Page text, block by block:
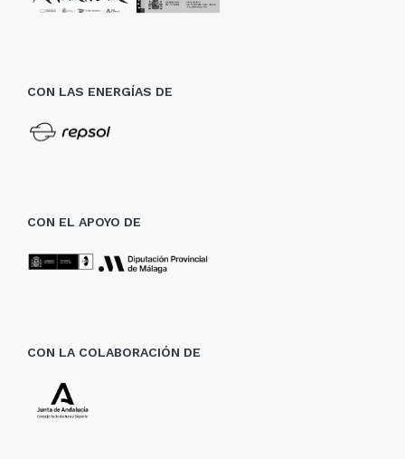
CON LAS ENERGÍAS DE
CON EL APOYO DE
CON LA COLABORACIÓN DE